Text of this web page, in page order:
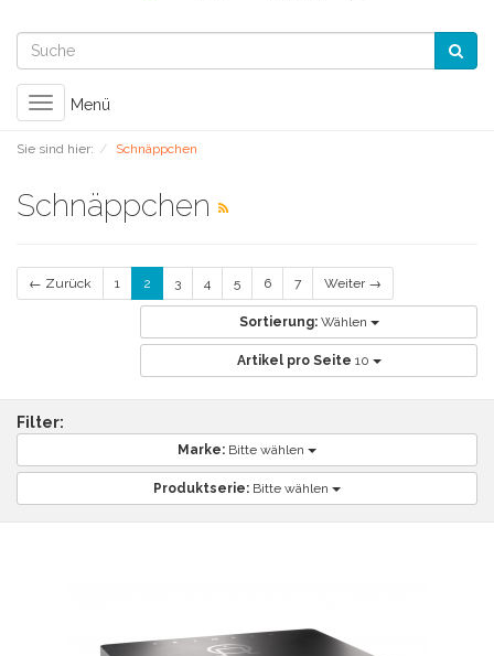
Toggle
navigation
Menü
Sie sind hier: Schnäppchen
Schnäppchen
← Zurück 1 2 3 4 5 6 7 Weiter →
Sortierung: Wählen
Artikel pro Seite 10
Filter:
Marke: Bitte wählen
Produktserie: Bitte wählen